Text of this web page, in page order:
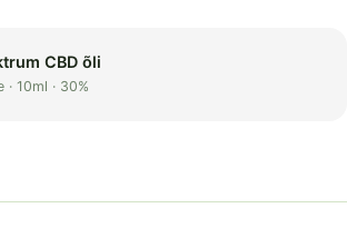
CBD õli
10ml · 30%